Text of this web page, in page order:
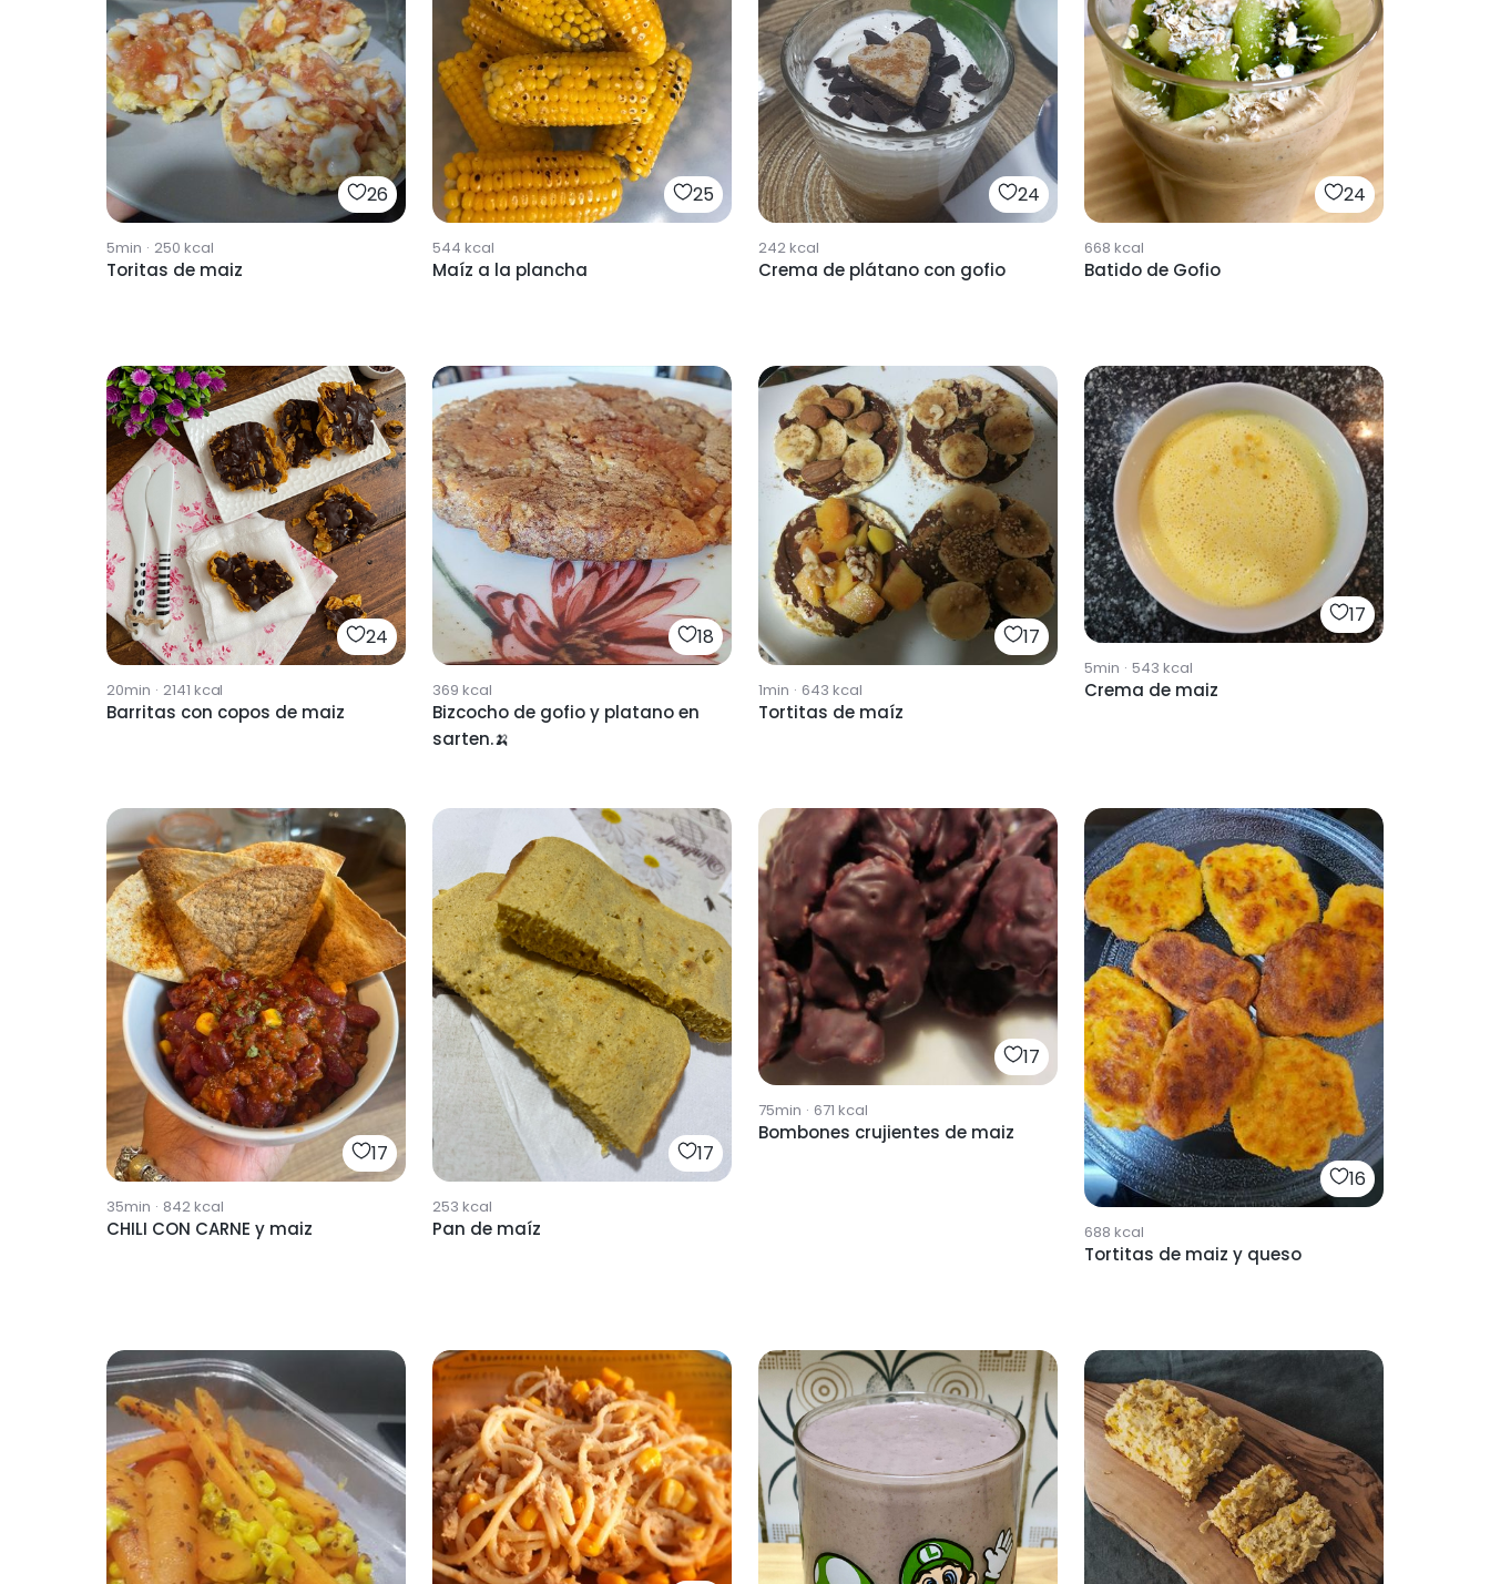
26
5min · 250 kcal
Toritas de maiz
25
544 kcal
Maíz a la plancha
24
242kcal
Crema de plátano con gofio
24
668 kcal
Batido de Gofio
24
20min · 2141 kcal
Barritas con copos de maiz
18
369 kcal
Bizcocho de gofio y platano en
sarten.🍌
17
1min · 643 kcal
Tortitas de maíz
17
5min · 543 kcal
Crema de maiz
17
35min · 842kcal
CHILI CON CARNE y maiz
17
253 kcal
Pan de maíz
17
75min · 671 kcal
Bombones crujientes de maiz
16
688 kcal
Tortitas de maiz y queso